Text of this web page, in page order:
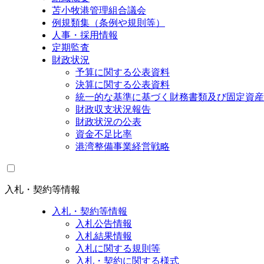
苫小牧港管理組合議会
例規類集（条例や規則等）
人事・採用情報
定期監査
財政状況
予算に関する公表資料
決算に関する公表資料
統一的な基準に基づく財務書類及び固定資
財政収支状況報告
財政状況の公表
資金不足比率
港湾整備事業経営戦略
入札・契約等情報
入札・契約等情報
入札公告情報
入札結果情報
入札に関する規則等
入札・契約に関する様式